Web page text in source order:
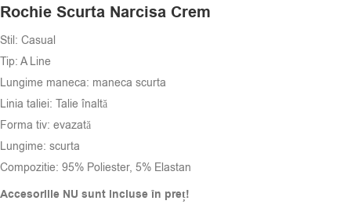
Rochie Scurta Narcisa Crem
Stil: Casual
Tip: A Line
Lungime maneca: maneca scurta
Linia taliei: Talie înaltă
Forma tiv: evazată
Lungime: scurta
Compozitie: 95% Poliester, 5% Elastan
Accesoriile NU sunt incluse în preț!